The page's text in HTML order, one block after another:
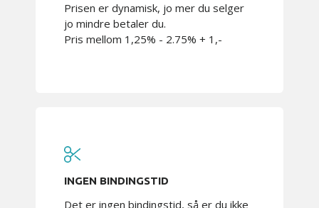
Prisen er dynamisk, jo mer du selger
jo mindre betaler du.
Pris mellom 1,25% - 2.75% + 1,-
INGEN BINDINGSTID
Det er ingen bindingstid, så er du ikke